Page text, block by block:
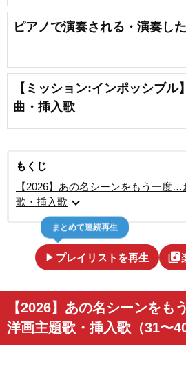
ピアノで演奏される・演奏し
【ミッション:インポッシブル
曲・挿入歌
もくじ
【2026】あの名シーンをもう一度
歌・挿入歌 expand_more
play_arrow プレイリストを再生
まとめて連続再生
library_music
【2026】あの名シーンを
洋画主題歌・挿入歌（31〜40